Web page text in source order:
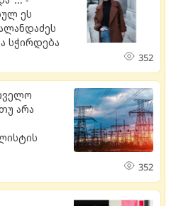
ეს
სჭირდება
352
არა
352